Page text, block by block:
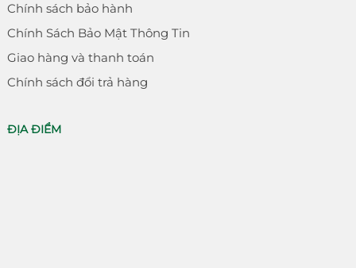
Chính sách bảo hành
Chính Sách Bảo Mật Thông Tin
Giao hàng và thanh toán
Chính sách đổi trả hàng
ĐỊA ĐIỂM